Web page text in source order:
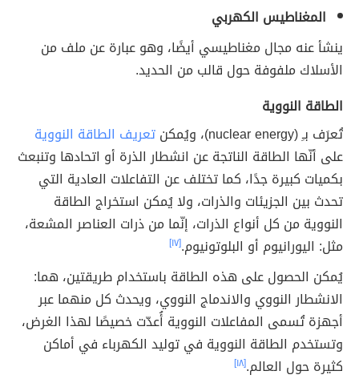
المغناطيس الكهربي
ينشأ عنه مجال مغناطيسي أيضًا، وهو عبارة عن ملف من
الأسلاك ملفوفة حول قالب من الحديد.
الطاقة النووية
تُعرَف بـِ (nuclear energy)، ويُمكن
تعريف الطاقة النووية
على أنّها الطاقة الناتجة عن انشطار الذرة أو اتحادها وتنبعث
بكميات كبيرة جدًا، كما تختلف عن التفاعلات العادية التي
تحدث بين الجزيئات والذرات، ولا يُمكن استخراج الطاقة
النووية من كل أنواع الذرات، إنّما من ذرات العناصر المشعة،
مثل: اليورانيوم أو البلوتونيوم.[١٧]
يُمكن الحصول على هذه الطاقة باستخدام طريقتين، هما:
الانشطار النووي والاندماج النووي، ويحدث كل منهما عبر
أجهزة تُسمى المفاعلات النووية أُعدّت خصيصًا لهذا الغرض،
وتستخدم الطاقة النووية في توليد الكهرباء في أماكن
كثيرة حول العالم.[١٨]